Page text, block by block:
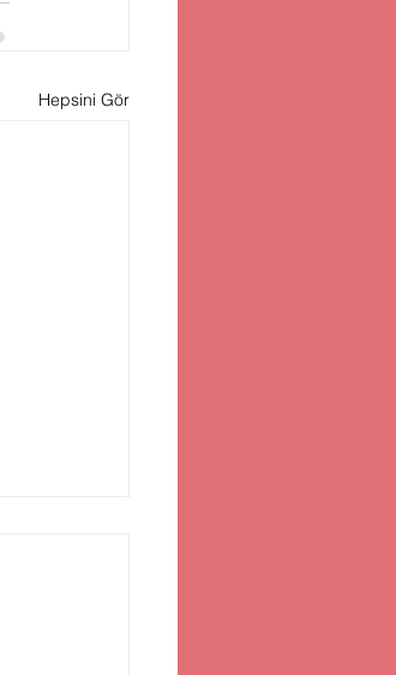
Hepsini Gör